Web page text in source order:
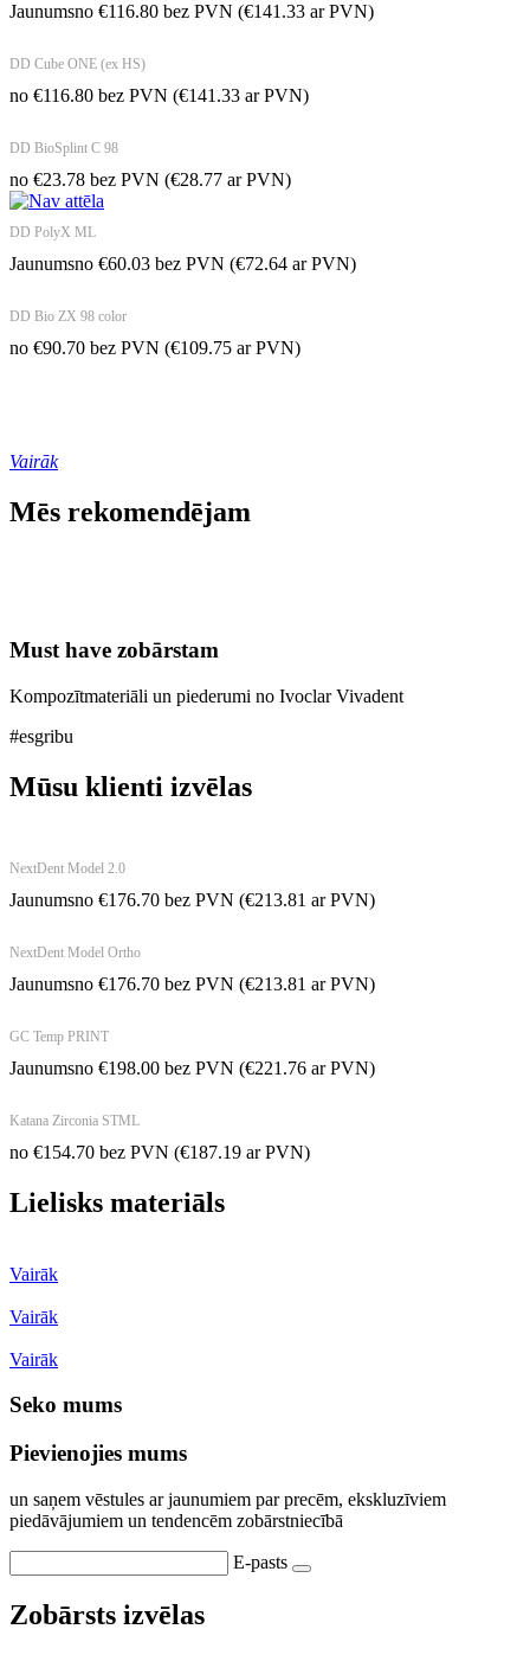
Jaunumsno €116.80 bez PVN (€141.33 ar PVN)
DD Cube ONE (ex HS)
no €116.80 bez PVN (€141.33 ar PVN)
DD BioSplint C 98
no €23.78 bez PVN (€28.77 ar PVN)
DD PolyX ML
Jaunumsno €60.03 bez PVN (€72.64 ar PVN)
DD Bio ZX 98 color
no €90.70 bez PVN (€109.75 ar PVN)
Vairāk
Mēs rekomendējam
Must have zobārstam
Kompozītmateriāli un piederumi no Ivoclar Vivadent
#esgribu
Mūsu klienti izvēlas
NextDent Model 2.0
Jaunumsno €176.70 bez PVN (€213.81 ar PVN)
NextDent Model Ortho
Jaunumsno €176.70 bez PVN (€213.81 ar PVN)
GC Temp PRINT
Jaunumsno €198.00 bez PVN (€221.76 ar PVN)
Katana Zirconia STML
no €154.70 bez PVN (€187.19 ar PVN)
Lielisks materiāls
Vairāk
Vairāk
Vairāk
Seko mums
Pievienojies mums
un saņem vēstules ar jaunumiem par precēm, ekskluzīviem
piedāvājumiem un tendencēm zobārstniecībā
E-pasts
Zobārsts izvēlas